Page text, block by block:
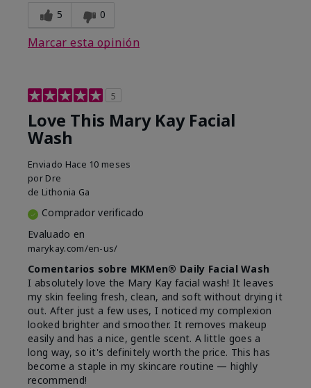
5 0
Marcar esta opinión
5
Love This Mary Kay Facial
Wash
Enviado Hace 10 meses
por Dre
de Lithonia Ga
Comprador verificado
Evaluado en
marykay.com/en-us/
Comentarios sobre MKMen® Daily Facial Wash
I absolutely love the Mary Kay facial wash! It leaves
my skin feeling fresh, clean, and soft without drying it
out. After just a few uses, I noticed my complexion
looked brighter and smoother. It removes makeup
easily and has a nice, gentle scent. A little goes a
long way, so it's definitely worth the price. This has
become a staple in my skincare routine — highly
recommend!